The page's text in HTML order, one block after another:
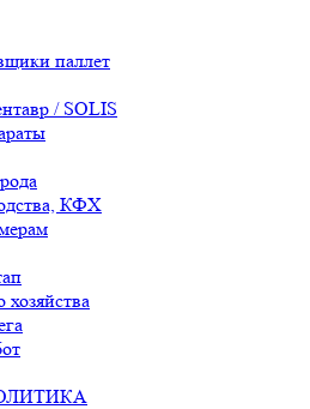
паллет
/ SOLIS
КФХ